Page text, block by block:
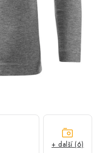
+ další (6)